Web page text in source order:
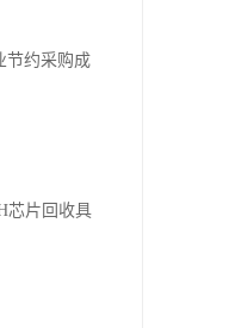
节约采购成
芯片回收具